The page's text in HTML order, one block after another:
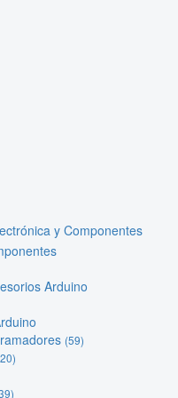
y Componentes
Arduino
(59)